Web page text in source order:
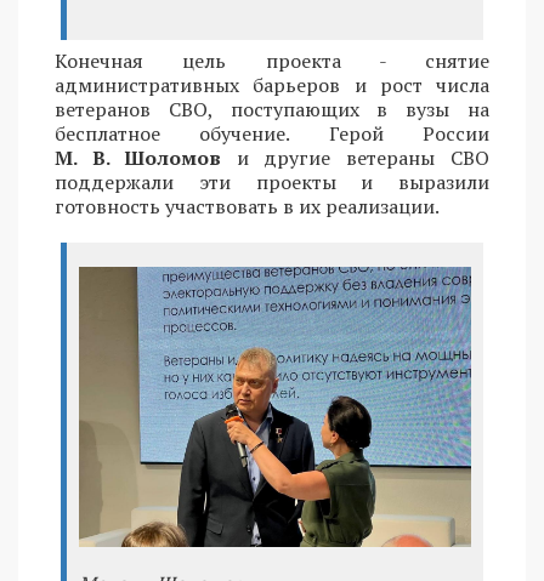
Конечная цель проекта - снятие
административных барьеров и рост числа
ветеранов СВО, поступающих в вузы на
бесплатное обучение. Герой России
М. В. Шоломов и другие ветераны СВО
поддержали эти проекты и выразили
готовность участвовать в их реализации.